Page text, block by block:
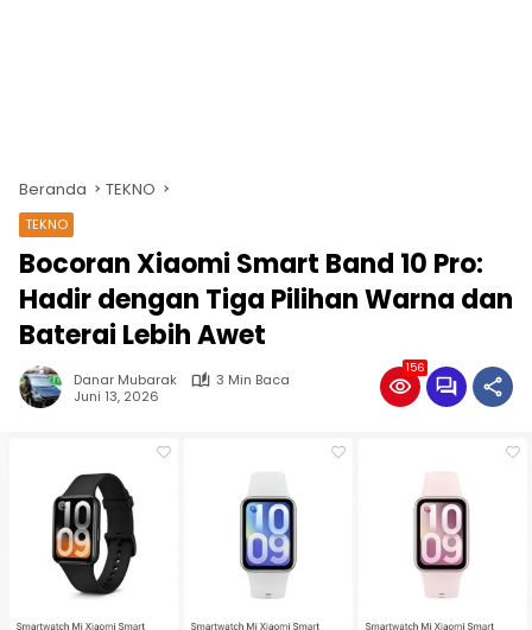
Beranda TEKNO
TEKNO
Bocoran Xiaomi Smart Band 10 Pro:
Hadir dengan Tiga Pilihan Warna dan
Baterai Lebih Awet
Danar Mubarak
3 Min Baca
Juni 13, 2026
156